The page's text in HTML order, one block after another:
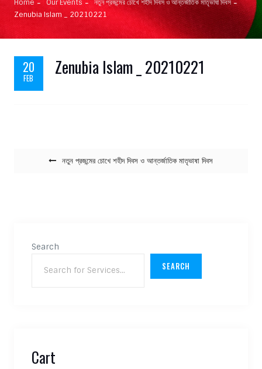
Home Our Events
নতুন প্রজন্মের চোখে শহীদ দিবস ও আন্তর্জাতিক মাতৃভাষা দিবস
Zenubia Islam _ 20210221
20
FEB Zenubia Islam _ 20210221
নতুন প্রজন্মের চোখে শহীদ দিবস ও আন্তর্জাতিক মাতৃভাষা দিবস
Search
SEARCH
Cart